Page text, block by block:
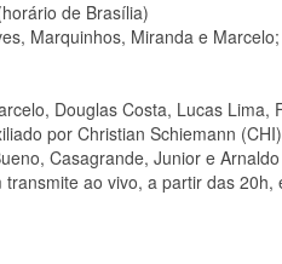
de Brasília)
Marquinhos, Miranda e
Douglas Costa, Lucas Lima,
por Christian Schiemann
Casagrande, Junior e
ao vivo, a partir das